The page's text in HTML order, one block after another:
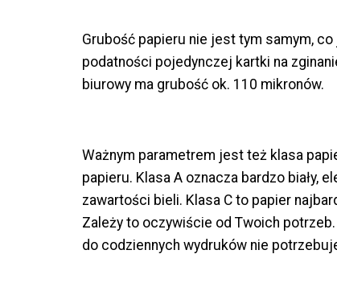
Grubość papieru nie jest tym samym,
podatności pojedynczej kartki na
biurowy ma grubość ok. 110 mikronów.
Ważnym parametrem jest też klasa
papieru. Klasa A oznacza bardzo biały,
zawartości bieli. Klasa C to papier
Zależy to oczywiście od Twoich
do codziennych wydruków nie